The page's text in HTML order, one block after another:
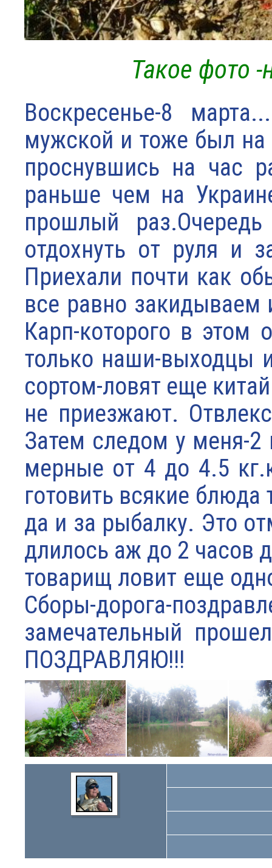
Такое фото
Воскресенье-8
мужской и тоже был на
проснувшись на час
раньше чем на
прошлый
отдохнуть от руля и
Приехали почти как
все равно закидываем
Карп-которого в этом
только наши-выходцы
сортом-ловят еще
не приезжают.
Затем следом у меня-2
мерные от 4 до 4.5
готовить всякие
да и за рыбалку. Это
длилось аж до 2 часов
товарищ ловит еще
Сборы-дорога-
замечательный
ПОЗДРАВЛЯЮ!!!